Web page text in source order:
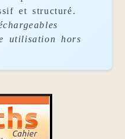
et structuré.
utilisation hors